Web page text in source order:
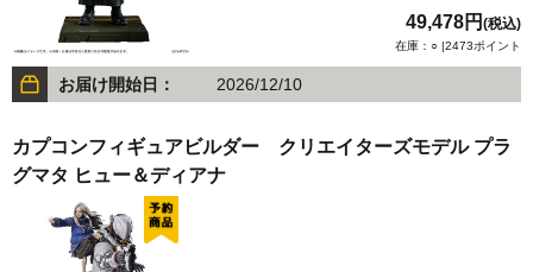
49,478円 (税込)
在庫：○ |2473ポイント
お届け開始日： 2026/12/10
カプコンフィギュアビルダー クリエイターズモデル プラ
グマタ ヒュー＆ディアナ